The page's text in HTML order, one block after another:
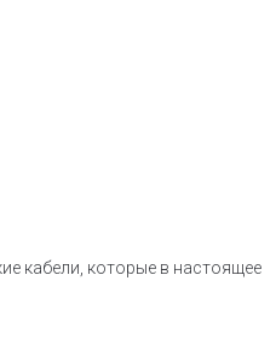
кабели, которые в настоящее